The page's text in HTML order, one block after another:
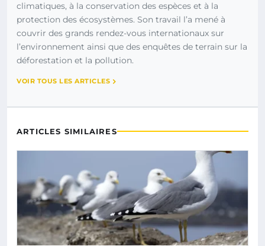
climatiques, à la conservation des espèces et à la
protection des écosystèmes. Son travail l’a mené à
couvrir des grands rendez-vous internationaux sur
l’environnement ainsi que des enquêtes de terrain sur la
déforestation et la pollution.
VOIR TOUS LES ARTICLES
ARTICLES SIMILAIRES